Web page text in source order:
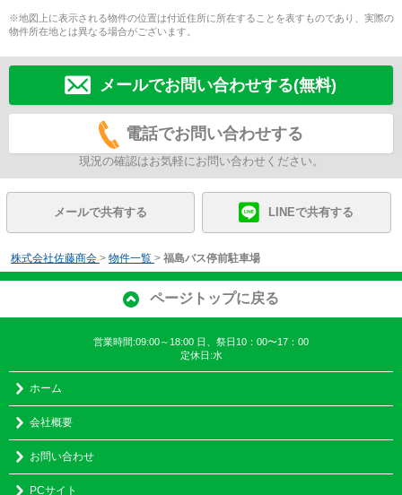
※地図上に表示される物件の位置は付近住所に所在することを表すものであり、実際の
物件所在地とは異なる場合がございます。
メールでお問い合わせする(無料)
電話でお問い合わせする
現況の確認はお気軽にお問い合わせください。
メールで共有する LINEで共有する
株式会社佐藤商会 > 物件一覧 > 福島バス停前駐車場
ページトップに戻る
営業時間:09:00～18:00 日、祭日10：00〜17：00
定休日:水
ホーム
会社概要
お問い合わせ
PCサイト